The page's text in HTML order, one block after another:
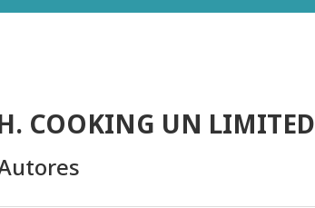
COOKING UN LIMITED